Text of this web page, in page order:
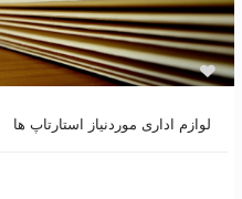
لوازم اداری موردنیاز استارتاپ ها